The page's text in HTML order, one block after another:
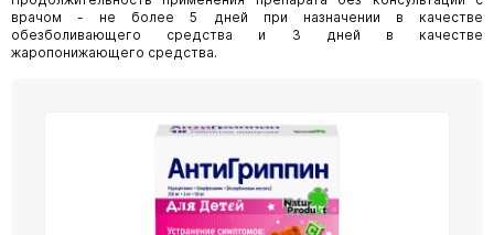
врачом - не более 5 дней при назначении в качестве
обезболивающего средства и 3 дней в качестве
жаропонижающего средства.